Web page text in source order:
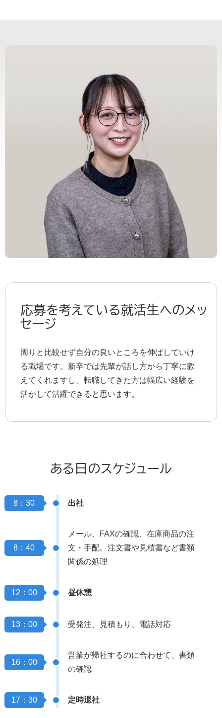
応募を考えている就活生へのメッ
セージ
周りと比較せず自分の良いところを伸ばしていけ
る職場です。新卒では先輩が話し方から丁寧に教
えてくれますし、転職してきた方は幅広い経験を
活かして活躍できると思います。
ある日のスケジュール
8：30 出社
8：40
メール、FAXの確認、在庫商品の注
文・手配。注文書や見積書など書類
関係の処理
12：00 昼休憩
13：00 受発注、見積もり、電話対応
16：00
営業が帰社するのに合わせて、書類
の確認
17：30 定時退社